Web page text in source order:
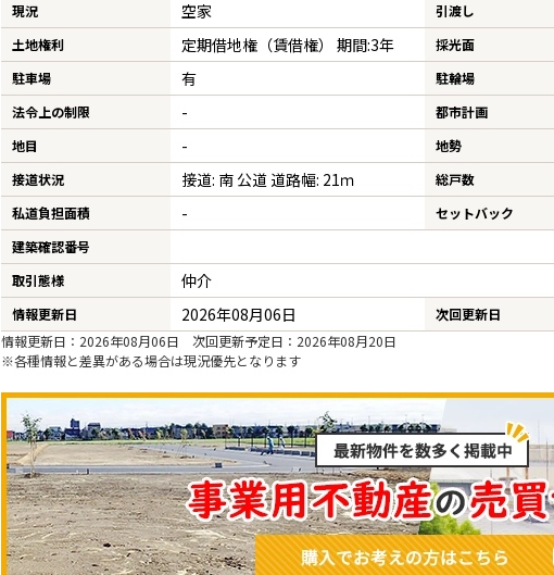
現況 空家 引渡し
土地権利 定期借地権（賃借権） 期間:3年 採光面
駐車場 有 駐輪場
法令上の制限 - 都市計画
地目 -
地勢
接道状況
接道: 南 公道 道路幅: 21ｍ 総戸数
私道負担面積 - セットバック
建築確認番号
取引態様
仲介
情報更新日 2026年08月06日 次回更新日
情報更新日：2026年08月06日 次回更新予定日：2026年08月20日
※各種情報と差異がある場合は現況優先となります